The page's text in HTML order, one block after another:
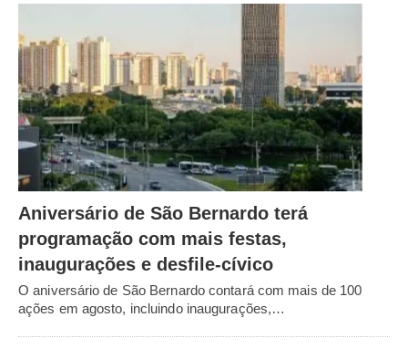
Aniversário de São Bernardo terá
programação com mais festas,
inaugurações e desfile-cívico
O aniversário de São Bernardo contará com mais de 100
ações em agosto, incluindo inaugurações,…